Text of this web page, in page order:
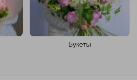
Букеты